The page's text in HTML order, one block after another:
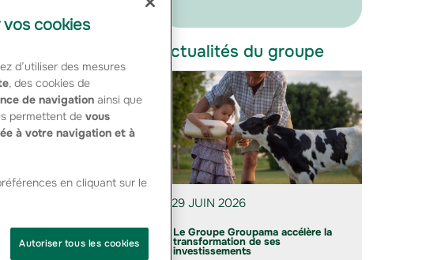
au 3 avril 2012.
recrutement pour
que propose le
vous votre
la France entière.
Aix, Lyon,
Actualités du groupe
29 JUIN 2026
Le Groupe Groupama accélère la
transformation de ses
investissements
vos cookies
d’utiliser des mesures
, des cookies de
de navigation ainsi que
permettent de vous
à votre navigation et à
en cliquant sur le
Autoriser tous les cookies